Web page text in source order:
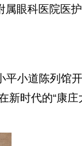
眼科医院医
小道陈列馆
新时代的“康